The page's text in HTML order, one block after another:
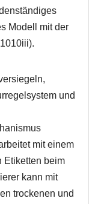
Modell mit der
und
mit einem
Etiketten beim
kann mit
trockenen und